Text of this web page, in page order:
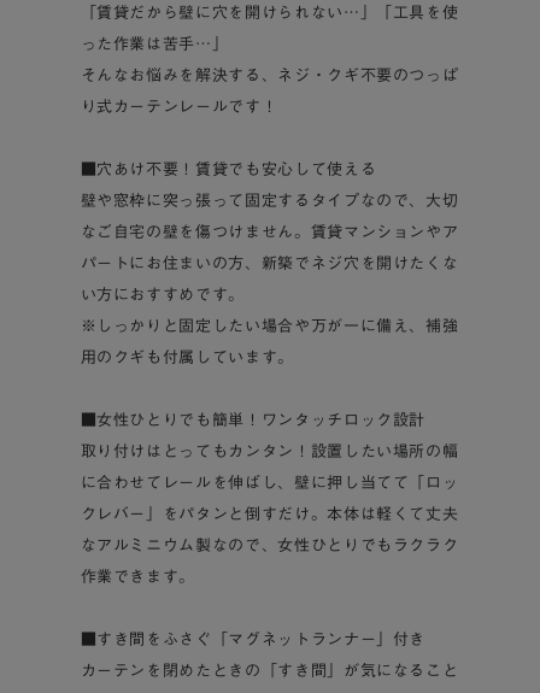
「賃貸だから壁に穴を開けられない…」「工具を使
った作業は苦手…」
そんなお悩みを解決する、ネジ・クギ不要のつっぱ
り式カーテンレールです！
■穴あけ不要！賃貸でも安心して使える
壁や窓枠に突っ張って固定するタイプなので、大切
なご自宅の壁を傷つけません。賃貸マンションやア
パートにお住まいの方、新築でネジ穴を開けたくな
い方におすすめです。
※しっかりと固定したい場合や万が一に備え、補強
用のクギも付属しています。
■女性ひとりでも簡単！ワンタッチロック設計
取り付けはとってもカンタン！設置したい場所の幅
に合わせてレールを伸ばし、壁に押し当てて「ロッ
クレバー」をパタンと倒すだけ。本体は軽くて丈夫
なアルミニウム製なので、女性ひとりでもラクラク
作業できます。
■すき間をふさぐ「マグネットランナー」付き
カーテンを閉めたときの「すき間」が気になること